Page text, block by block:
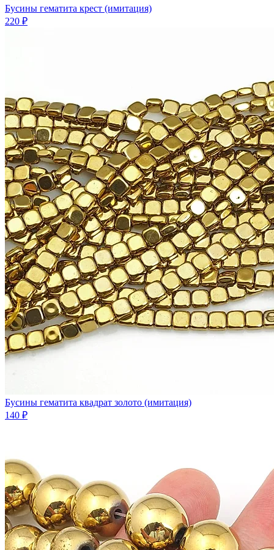
Бусины гематита крест (имитация)
220 ₽
Бусины гематита квадрат золото (имитация)
140 ₽